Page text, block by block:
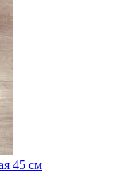
45 см